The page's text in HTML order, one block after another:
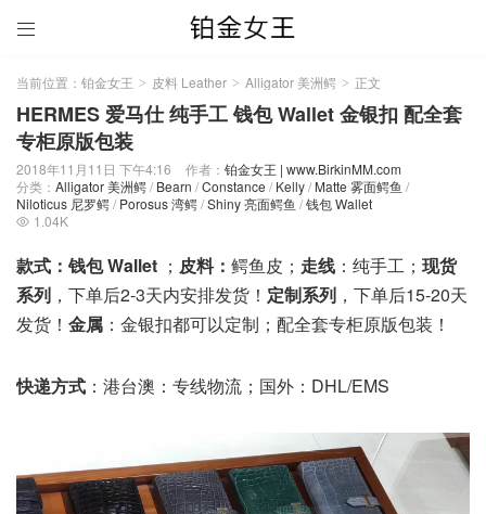

当前位置： 铂金女王 > 皮料 Leather > Alligator 美洲鳄 > 正文
HERMES 爱马仕 纯手工 钱包 Wallet 金银扣 配全套
专柜原版包装
2018年11月11日 下午4:16 作者： 铂金女王 | www.BirkinMM.com
分类： Alligator 美洲鳄/ Bearn /Constance / Kelly/ Matte 雾面鳄鱼 /
Niloticus 尼罗鳄/ Porosus 湾鳄/Shiny 亮面鳄鱼 /钱包 Wallet
 1.04K
款式：钱包 Wallet ； 皮料： 鳄鱼皮； 走线 ：纯手工； 现货
系列 ，下单后2-3天内安排发货！ 定制系列 ，下单后15-20天
发货！ 金属 ：金银扣都可以定制；配全套专柜原版包装！
快递方式 ：港台澳：专线物流；国外：DHL/EMS